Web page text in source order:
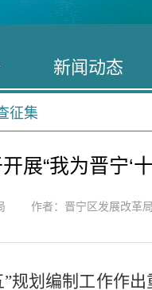
新闻动态
征集
展“我为晋宁‘
局 作者：晋宁区发展改革
”规划编制工作作